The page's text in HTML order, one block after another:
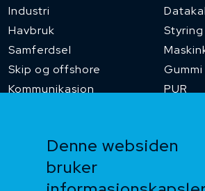
Denne websiden
bruker
Industri
Havbruk
Samferdsel
Skip og offshore
Kommunikasjon
Gummi
PUR
Heis og